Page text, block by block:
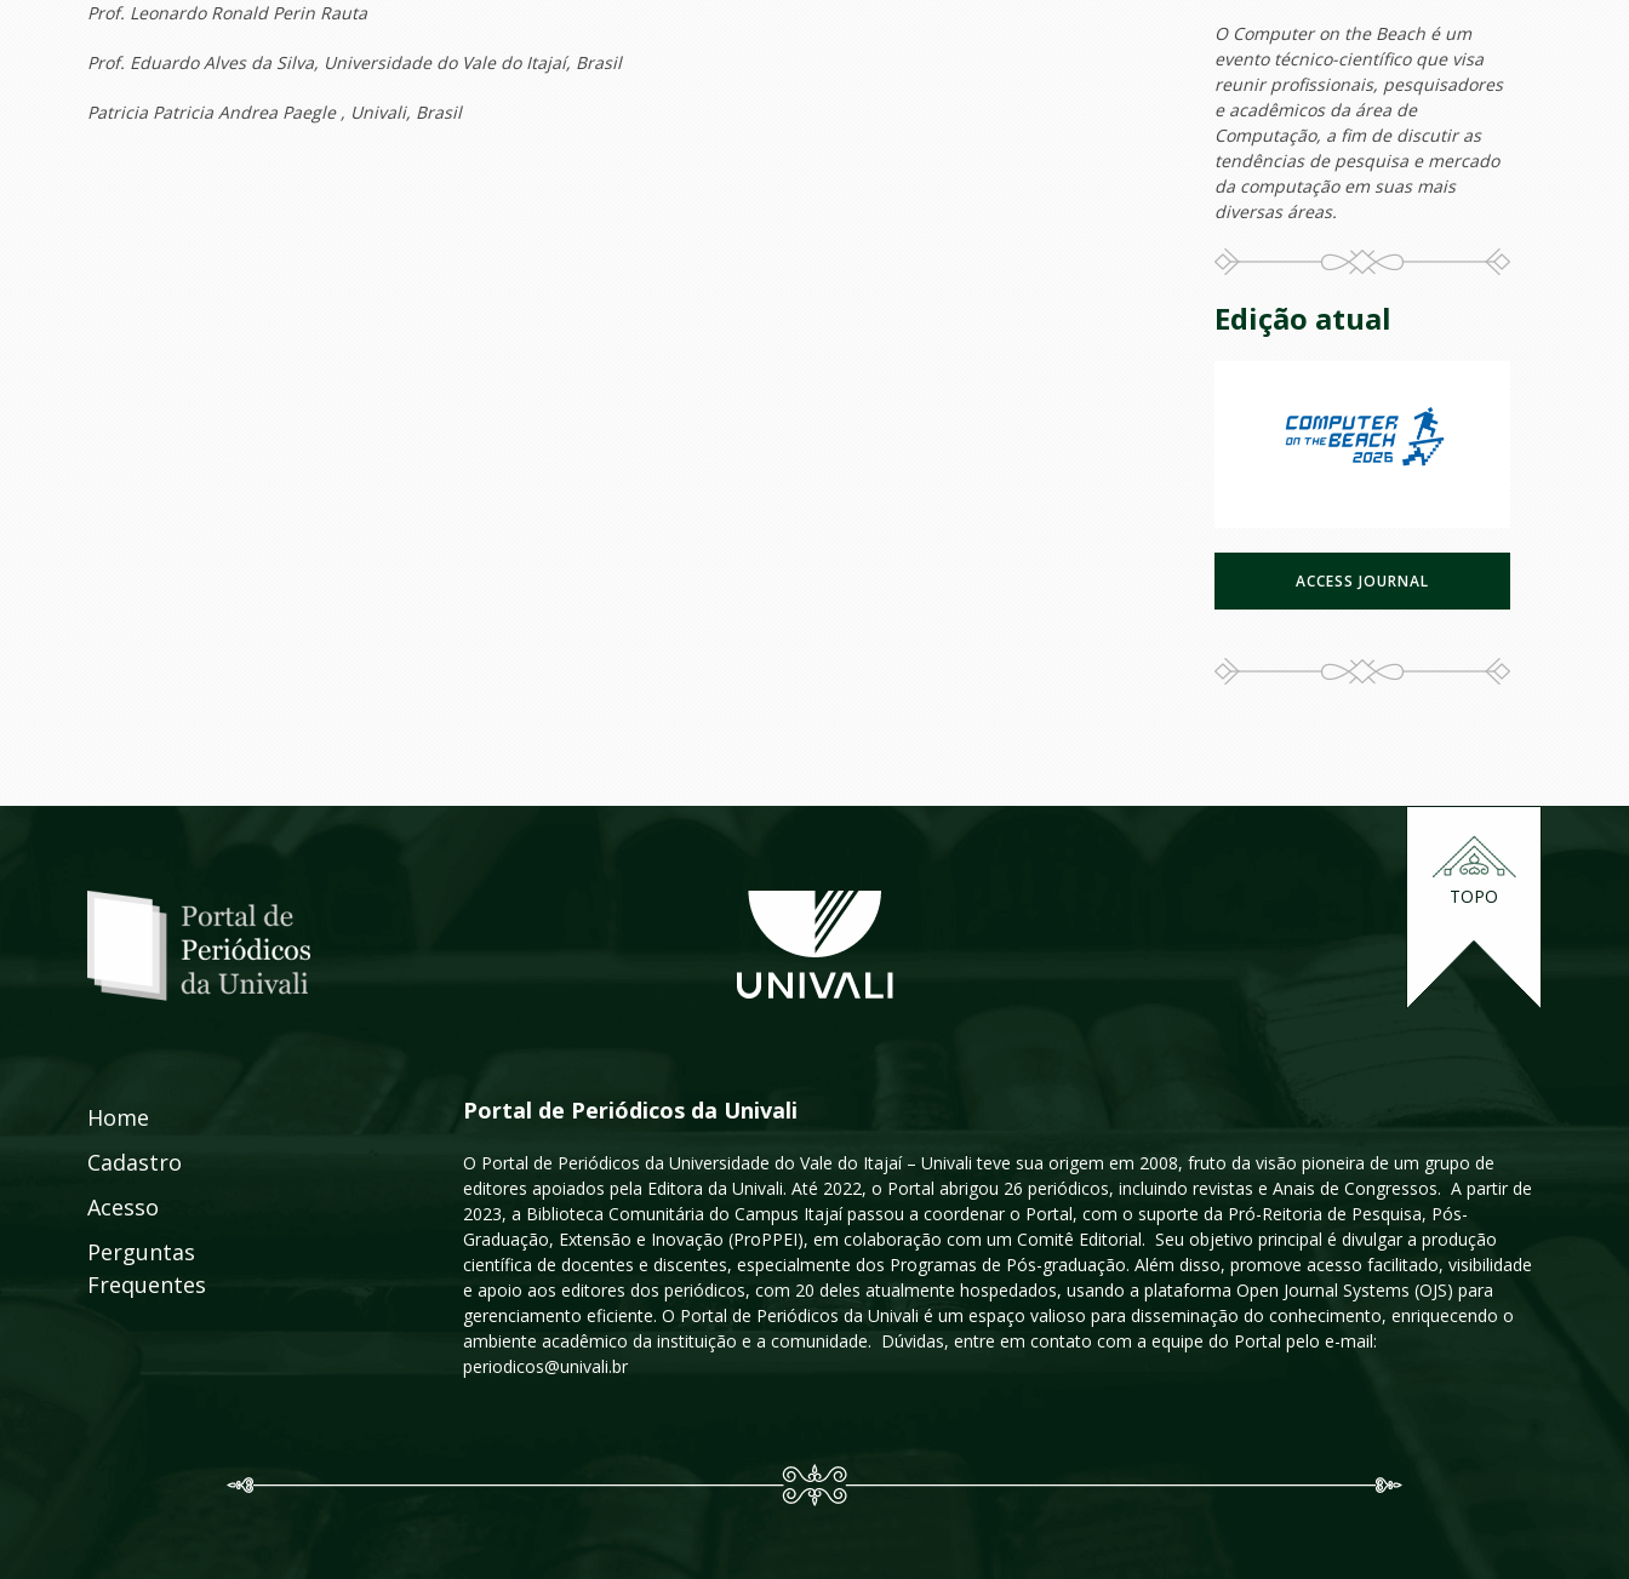
Prof. Leonardo Ronald Perin Rauta
Prof. Eduardo Alves da Silva, Universidade do Vale do Itajaí, Brasil
Patricia Patricia Andrea Paegle , Univali, Brasil
O Computer on the Beach é um
evento técnico-científico que visa
reunir profissionais, pesquisadores
e acadêmicos da área de
Computação, a fim de discutir as
tendências de pesquisa e mercado
da computação em suas mais
diversas áreas.
Edição atual
ACCESS JOURNAL
TOPO
Home
Cadastro
Acesso
Perguntas
Frequentes
Portal de Periódicos da Univali
O Portal de Periódicos da Universidade do Vale do Itajaí – Univali teve sua origem em 2008, fruto da visão pioneira de um grupo de
editores apoiados pela Editora da Univali. Até 2022, o Portal abrigou 26 periódicos, incluindo revistas e Anais de Congressos. A partir de
2023, a Biblioteca Comunitária do Campus Itajaí passou a coordenar o Portal, com o suporte da Pró-Reitoria de Pesquisa, Pós-
Graduação, Extensão e Inovação (ProPPEI), em colaboração com um Comitê Editorial. Seu objetivo principal é divulgar a produção
científica de docentes e discentes, especialmente dos Programas de Pós-graduação. Além disso, promove acesso facilitado, visibilidade
e apoio aos editores dos periódicos, com 20 deles atualmente hospedados, usando a plataforma Open Journal Systems (OJS) para
gerenciamento eficiente. O Portal de Periódicos da Univali é um espaço valioso para disseminação do conhecimento, enriquecendo o
ambiente acadêmico da instituição e a comunidade. Dúvidas, entre em contato com a equipe do Portal pelo e-mail:
periodicos@univali.br